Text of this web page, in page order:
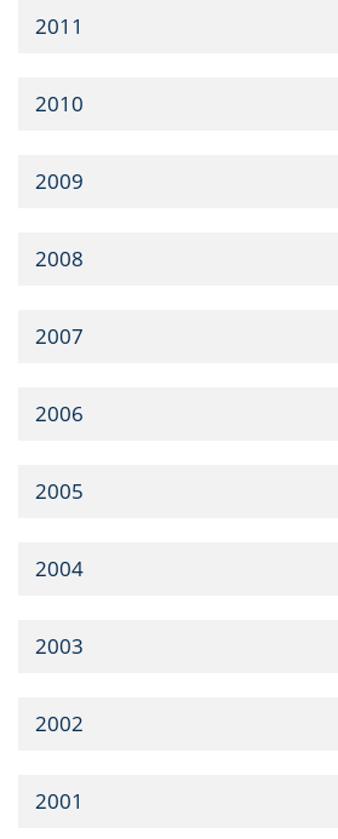
2011
2010
2009
2008
2007
2006
2005
2004
2003
2002
2001